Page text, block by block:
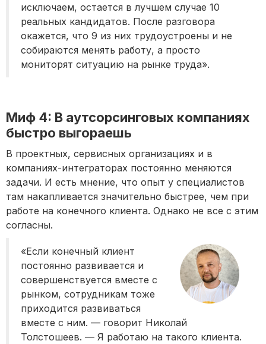
исключаем, остается в лучшем случае 10
реальных кандидатов. После разговора
окажется, что 9 из них трудоустроены и не
собираются менять работу, а просто
мониторят ситуацию на рынке труда».
Миф 4: В аутсорсинговых компаниях
быстро выгораешь
В проектных, сервисных организациях и в
компаниях-интеграторах постоянно меняются
задачи. И есть мнение, что опыт у специалистов
там накапливается значительно быстрее, чем при
работе на конечного клиента. Однако не все с этим
согласны.
«Если конечный клиент
постоянно развивается и
совершенствуется вместе с
рынком, сотрудникам тоже
приходится развиваться
вместе с ним. — говорит Николай
Толстошеев. — Я работаю на такого клиента.